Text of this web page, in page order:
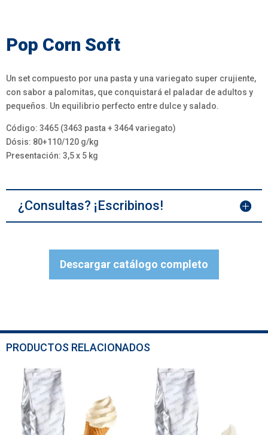
Pop Corn Soft
Un set compuesto por una pasta y una variegato super crujiente,
con sabor a palomitas, que conquistará el paladar de adultos y
pequeños. Un equilibrio perfecto entre dulce y salado.
Código: 3465 (3463 pasta + 3464 variegato)
Dósis: 80+110/120 g/kg
Presentación: 3,5 x 5 kg
¿Consultas? ¡Escribinos!
Descargar catálogo completo
PRODUCTOS RELACIONADOS